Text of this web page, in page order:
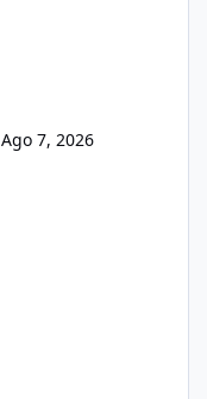
Ago 7, 2026